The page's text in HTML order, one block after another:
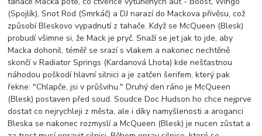
(Spojlík), Snot Rod (Smrkáč) a DJ narazí do Mackova přívěsu, což
způsobí Bleskovo vypadnutí z tahače. Když se McQueen (Blesk)
probudí všimne si, že Mack je pryč. Snaží se jet jak to jde, aby
Macka dohonil, téměř se srazí s vlakem a nakonec nechtěně
skončí v Radiator Springs (Kardanová Lhota) kde nešťastnou
náhodou poškodí hlavní silnici a je zatčen šerifem, který pak
řekne: "Chlapče, jsi v průšvihu." Druhý den ráno je McQueen
(Blesk) postaven před soud. Soudce Doc Hudson ho chce nejprve
dostat co nejrychleji z města, ale i díky namyšlenosti a aroganci
Bleska se nakonec rozmyslí a McQueen (Blesk) je nucen zůstat a